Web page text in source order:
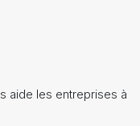
aide les entreprises à